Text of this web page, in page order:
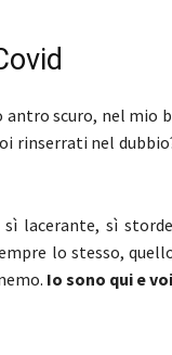
antro scuro, nel mio
rinserrati nel
sì lacerante, sì
lo stesso,
Io sono qui e